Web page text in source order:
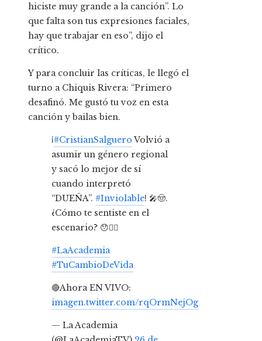
hiciste muy grande a la canción”. Lo
que falta son tus expresiones faciales,
hay que trabajar en eso”, dijo el
crítico.
Y para concluir las críticas, le llegó el
turno a Chiquis Rivera: “Primero
desafinó. Me gustó tu voz en esta
canción y bailas bien.
¡#CristianSalgueroVolvió a
asumir un género regional
y sacó lo mejor de sí
cuando interpretó
“DUEÑA”. #Inviolable! 🎤🤠.
¿Cómo te sentiste en el
escenario? 😯👇🏼
#LaAcademia
#TuCambioDeVida
🔴Ahora EN VIVO:
imagen.twitter.com/rqOrmNejOg
— La Academia